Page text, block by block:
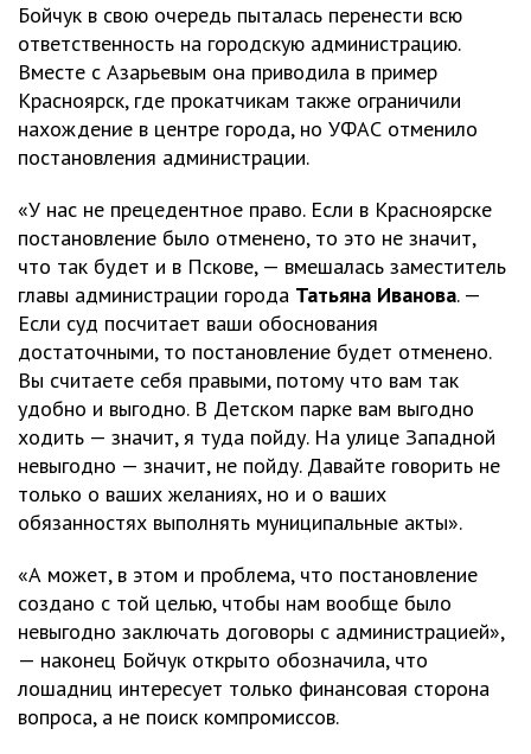
Бойчук в свою очередь пыталась перенести всю
ответственность на городскую администрацию.
Вместе с Азарьевым она приводила в пример
Красноярск, где прокатчикам также ограничили
нахождение в центре города, но УФАС отменило
постановления администрации.
«У нас не прецедентное право. Если в Красноярске
постановление было отменено, то это не значит,
что так будет и в Пскове, — вмешалась заместитель
главы администрации города Татьяна Иванова. —
Если суд посчитает ваши обоснования
достаточными, то постановление будет отменено.
Вы считаете себя правыми, потому что вам так
удобно и выгодно. В Детском парке вам выгодно
ходить — значит, я туда пойду. На улице Западной
невыгодно — значит, не пойду. Давайте говорить не
только о ваших желаниях, но и о ваших
обязанностях выполнять муниципальные акты».
«А может, в этом и проблема, что постановление
создано с той целью, чтобы нам вообще было
невыгодно заключать договоры с администрацией»,
— наконец Бойчук открыто обозначила, что
лошадниц интересует только финансовая сторона
вопроса, а не поиск компромиссов.